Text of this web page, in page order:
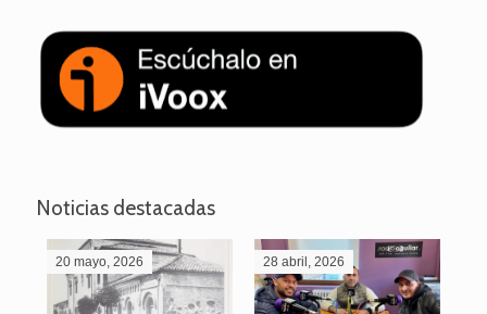
Noticias destacadas
20 mayo, 2026 28 abril, 2026